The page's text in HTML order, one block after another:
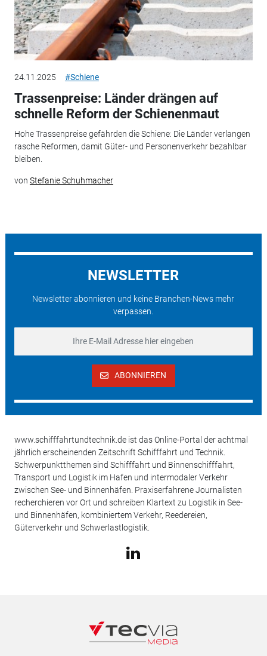
24.11.2025 #Schiene
Trassenpreise: Länder drängen auf
schnelle Reform der Schienenmaut
Hohe Trassenpreise gefährden die Schiene: Die Länder verlangen
rasche Reformen, damit Güter- und Personenverkehr bezahlbar
bleiben.
von Stefanie Schuhmacher
NEWSLETTER
Newsletter abonnieren und keine Branchen-News mehr
verpassen.
ABONNIEREN
www.schifffahrtundtechnik.de ist das Online-Portal der achtmal
jährlich erscheinenden Zeitschrift Schifffahrt und Technik.
Schwerpunktthemen sind Schifffahrt und Binnenschifffahrt,
Transport und Logistik im Hafen und intermodaler Verkehr
zwischen See- und Binnenhäfen. Praxiserfahrene Journalisten
recherchieren vor Ort und schreiben Klartext zu Logistik in See-
und Binnenhäfen, kombiniertem Verkehr, Reedereien,
Güterverkehr und Schwerlastlogistik.